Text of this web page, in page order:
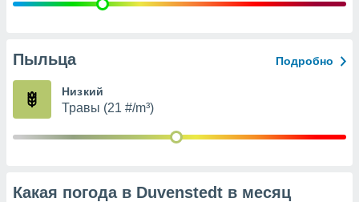
Пыльца Подробно
Низкий
Травы (21 #/m³)
Какая погода в Duvenstedt в месяц